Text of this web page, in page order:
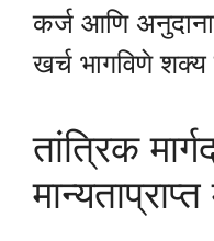
कर्ज आणि
खर्च भागविणे शक्य
तांत्रिक